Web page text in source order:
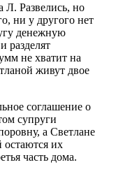
Л. Развелись, но
ни у другого нет
денежную
разделят
не хватит на
живут двое
соглашение о
супруги
а Светлане
остаются их
часть дома.